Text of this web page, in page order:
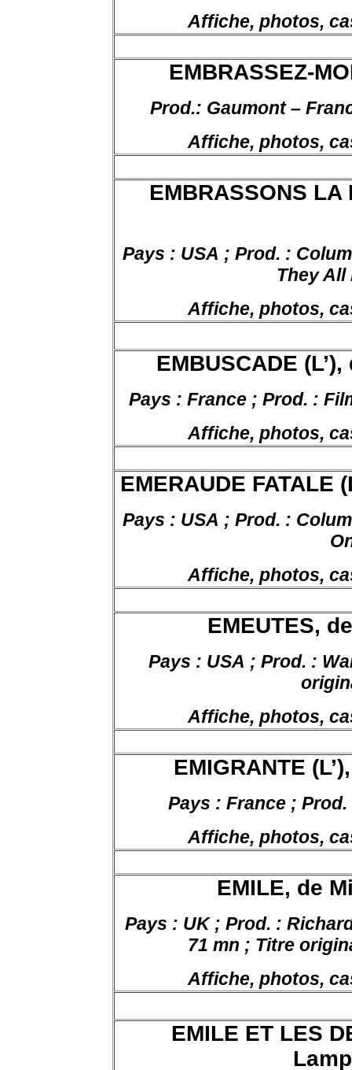
Affiche, photos,
EMBRASSEZ-
Prod.: Gaumont –
Affiche, photos,
EMBRASSONS
Pays : USA ; Prod. :
They
Affiche, photos,
EMBUSCADE (L’),
Pays : France ; Prod. :
Affiche, photos,
EMERAUDE FATALE
Pays : USA ; Prod. :
Affiche, photos,
EMEUTES,
Pays : USA ; Prod. :
Affiche, photos,
EMIGRANTE
Pays : France ;
Affiche, photos,
EMILE, de
Pays : UK ; Prod. :
71 mn ; Titre
Affiche, photos,
EMILE ET LES